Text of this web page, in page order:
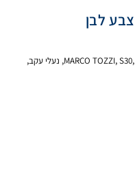
MARCO TOZZI,S30,
, נעלי עקב,